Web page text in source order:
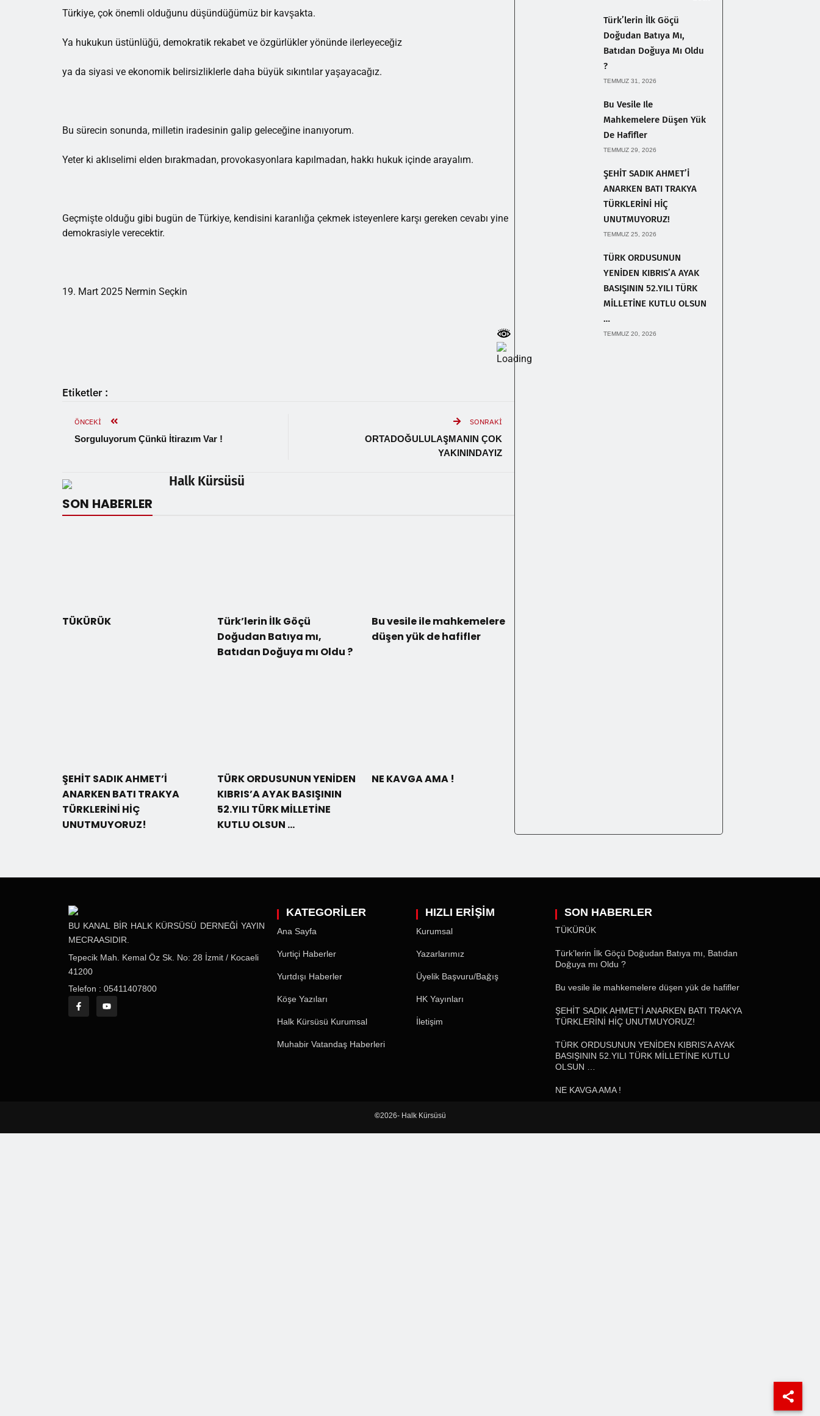
Türkiye, çok önemli olduğunu düşündüğümüz bir kavşakta.
Ya hukukun üstünlüğü, demokratik rekabet ve özgürlükler yönünde ilerleyeceğiz
ya da siyasi ve ekonomik belirsizliklerle daha büyük sıkıntılar yaşayacağız.
Bu sürecin sonunda, milletin iradesinin galip geleceğine inanıyorum.
Yeter ki aklıselimi elden bırakmadan, provokasyonlara kapılmadan, hakkı hukuk içinde arayalım.
Geçmişte olduğu gibi bugün de Türkiye, kendisini karanlığa çekmek isteyenlere karşı gereken cevabı yine
demokrasiyle verecektir.
19. Mart 2025 Nermin Seçkin
Etiketler :
ÖNCEKI
Sorguluyorum Çünkü İtirazım Var !
SONRAKI
ORTADOĞULULAŞMANIN ÇOK
YAKININDAYIZ
Halk Kürsüsü
SON HABERLER
TÜKÜRÜK
Türk’lerin İlk Göçü
Doğudan Batıya mı,
Batıdan Doğuya mı Oldu ?
Bu vesile ile mahkemelere
düşen yük de hafifler
ŞEHİT SADIK AHMET’İ
ANARKEN BATI TRAKYA
TÜRKLERİNİ HİÇ
UNUTMUYORUZ!
TÜRK ORDUSUNUN YENİDEN
KIBRIS’A AYAK BASIŞININ
52.YILI TÜRK MİLLETİNE
KUTLU OLSUN …
NE KAVGA AMA !
Türk’lerin İlk Göçü
Doğudan Batıya Mı,
Batıdan Doğuya Mı Oldu
?
TEMMUZ 31, 2026
Bu Vesile Ile
Mahkemelere Düşen Yük
De Hafifler
TEMMUZ 29, 2026
ŞEHİT SADIK AHMET’İ
ANARKEN BATI TRAKYA
TÜRKLERİNİ HİÇ
UNUTMUYORUZ!
TEMMUZ 25, 2026
TÜRK ORDUSUNUN
YENİDEN KIBRIS’A AYAK
BASIŞININ 52.YILI TÜRK
MİLLETİNE KUTLU OLSUN
…
TEMMUZ 20, 2026
BU KANAL BİR HALK KÜRSÜSÜ DERNEĞİ YAYIN
MECRAASIDIR.
Tepecik Mah. Kemal Öz Sk. No: 28 İzmit / Kocaeli
41200
Telefon : 05411407800
KATEGORİLER
Ana Sayfa
Yurtiçi Haberler
Yurtdışı Haberler
Köşe Yazıları
Halk Kürsüsü Kurumsal
Muhabir Vatandaş Haberleri
HIZLI ERİŞİM
Kurumsal
Yazarlarımız
Üyelik Başvuru/Bağış
HK Yayınları
İletişim
SON HABERLER
TÜKÜRÜK
Türk’lerin İlk Göçü Doğudan Batıya mı, Batıdan
Doğuya mı Oldu ?
Bu vesile ile mahkemelere düşen yük de hafifler
ŞEHİT SADIK AHMET’İ ANARKEN BATI TRAKYA
TÜRKLERİNİ HİÇ UNUTMUYORUZ!
TÜRK ORDUSUNUN YENİDEN KIBRIS’A AYAK
BASIŞININ 52.YILI TÜRK MİLLETİNE KUTLU
OLSUN …
NE KAVGA AMA !
©2026- Halk Kürsüsü